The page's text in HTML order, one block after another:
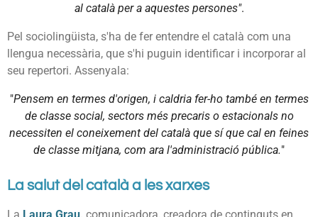
al català per a aquestes persones".
Pel sociolingüista, s'ha de fer entendre el català com una
llengua necessària, que s'hi puguin identificar i incorporar al
seu repertori. Assenyala:
"Pensem en termes d'origen, i caldria fer-ho també en termes
de classe social, sectors més precaris o estacionals no
necessiten el coneixement del català que sí que cal en feines
de classe mitjana, com ara l'administració pública."
La salut del català a les xarxes